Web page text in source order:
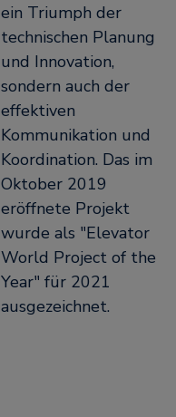
ein Triumph der
technischen Planung
und Innovation,
sondern auch der
effektiven
Kommunikation und
Koordination. Das im
Oktober 2019
eröffnete Projekt
wurde als "Elevator
World Project of the
Year" für 2021
ausgezeichnet.